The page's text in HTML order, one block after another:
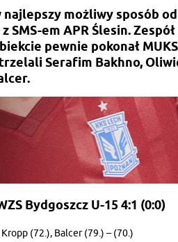
najlepszy możliwy sposób
SMS-em APR Ślesin.
pewnie pokonał
Serafim Bakhno,
Bydgoszcz U-15 4:1 (0:0)
(72.), Balcer (79.) – (70.)